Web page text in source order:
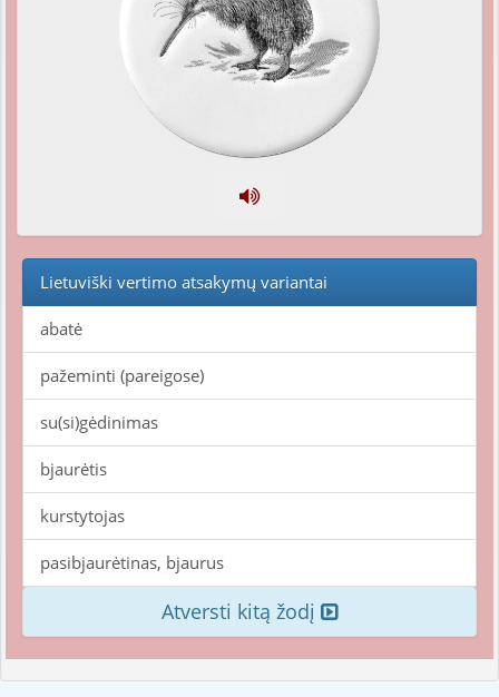
Lietuviški vertimo atsakymų variantai
abatė
pažeminti (pareigose)
su(si)gėdinimas
bjaurėtis
kurstytojas
pasibjaurėtinas, bjaurus
Atversti kitą žodį